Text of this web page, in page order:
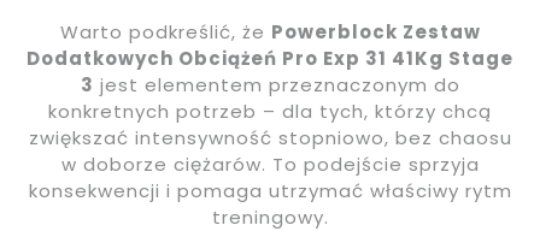
Warto podkreślić, że Powerblock Zestaw
Dodatkowych Obciążeń Pro Exp 31 41Kg Stage
3 jest elementem przeznaczonym do
konkretnych potrzeb – dla tych, którzy chcą
zwiększać intensywność stopniowo, bez chaosu
w doborze ciężarów. To podejście sprzyja
konsekwencji i pomaga utrzymać właściwy rytm
treningowy.